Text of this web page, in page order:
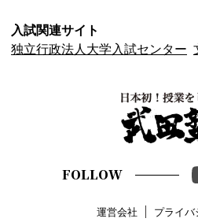
入試関連サイト
独立行政法人大学入試センター
FOLLOW
運営会社 プライバ